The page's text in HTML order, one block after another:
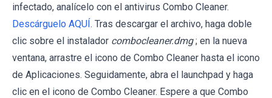
infectado, analícelo con el antivirus Combo Cleaner.
Descárguelo AQUÍ. Tras descargar el archivo, haga doble
clic sobre el instalador combocleaner.dmg ; en la nueva
ventana, arrastre el icono de Combo Cleaner hasta el icono
de Aplicaciones. Seguidamente, abra el launchpad y haga
clic en el icono de Combo Cleaner. Espere a que Combo